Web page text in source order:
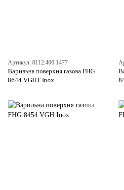
Артикул: 8112.406.1477
Варильна поверхня газова FHG
8644 VGHT Inox